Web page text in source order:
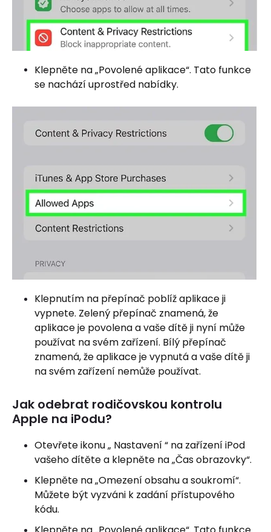
Klepněte na „Povolené aplikace“. Tato funkce
se nachází uprostřed nabídky.
Klepnutím na přepínač poblíž aplikace ji
vypnete. Zelený přepínač znamená, že
aplikace je povolena a vaše dítě ji nyní může
používat na svém zařízení. Bílý přepínač
znamená, že aplikace je vypnutá a vaše dítě ji
na svém zařízení nemůže používat.
Jak odebrat rodičovskou kontrolu
Apple na iPodu?
Otevřete ikonu „ Nastavení “ na zařízení iPod
vašeho dítěte a klepněte na „Čas obrazovky“.
Klepněte na „Omezení obsahu a soukromí“.
Můžete být vyzváni k zadání přístupového
kódu.